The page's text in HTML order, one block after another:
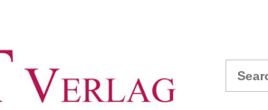
Search
for: